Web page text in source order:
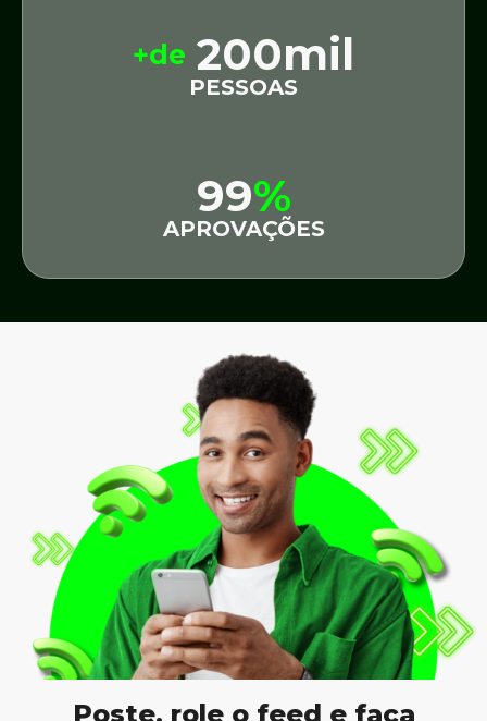
+de 200mil
PESSOAS
99%
APROVAÇÕES
Poste, role o feed e faça